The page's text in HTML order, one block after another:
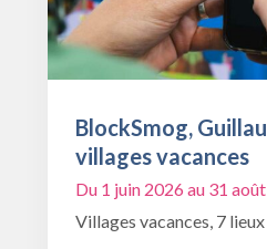
BlockSmog,
villages vacances
Du 1 juin 2026 au 31
Villages vacances, 7